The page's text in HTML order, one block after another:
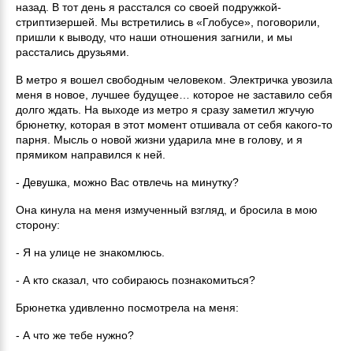
назад. В тот день я расстался со своей подружкой-
стриптизершей. Мы встретились в «Глобусе», поговорили,
пришли к выводу, что наши отношения загнили, и мы
расстались друзьями.
В метро я вошел свободным человеком. Электричка увозила
меня в новое, лучшее будущее… которое не заставило себя
долго ждать. На выходе из метро я сразу заметил жгучую
брюнетку, которая в этот момент отшивала от себя какого-то
парня. Мысль о новой жизни ударила мне в голову, и я
прямиком направился к ней.
- Девушка, можно Вас отвлечь на минутку?
Она кинула на меня измученный взгляд, и бросила в мою
сторону:
- Я на улице не знакомлюсь.
- А кто сказал, что собираюсь познакомиться?
Брюнетка удивленно посмотрела на меня:
- А что же тебе нужно?